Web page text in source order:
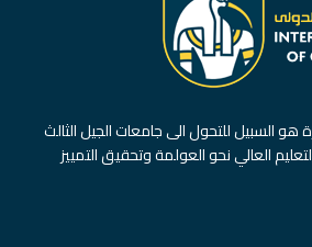
هو السبيل للتحول الى جامعات الجيل الثالث
العالي نحو العولمة وتحقيق التمييز